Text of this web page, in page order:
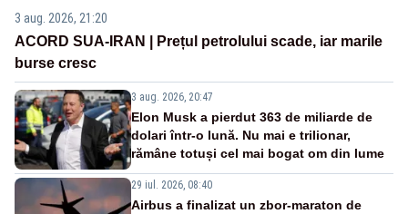
3 aug. 2026, 21:20
ACORD SUA-IRAN | Prețul petrolului scade, iar marile
burse cresc
3 aug. 2026, 20:47
Elon Musk a pierdut 363 de miliarde de
dolari într-o lună. Nu mai e trilionar,
rămâne totuși cel mai bogat om din lume
29 iul. 2026, 08:40
Airbus a finalizat un zbor-maraton de